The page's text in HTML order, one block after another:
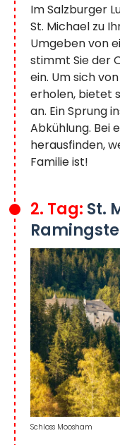
Im Salzburger
St. Michael zu
Umgeben von
stimmt Sie der
ein. Um sich
erholen, bietet
an. Ein Sprung
Abkühlung. Bei
herausfinden,
Familie ist!
2. Tag: St.
Schloss Moosham